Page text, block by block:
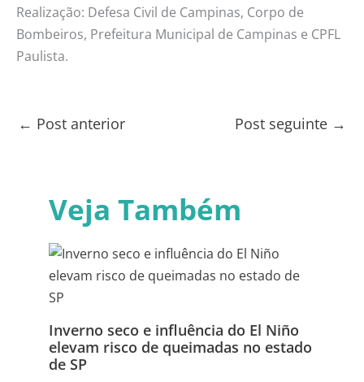
Realização: Defesa Civil de Campinas, Corpo de
Bombeiros, Prefeitura Municipal de Campinas e CPFL
Paulista.
← Post anterior Post seguinte →
Veja Também
Inverno seco e influência do El Niño
elevam risco de queimadas no estado
de SP